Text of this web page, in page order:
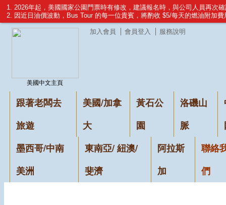
美國中文主頁
加入會員 會員登入 服務說明
跟著老闆去
旅遊
美國/加拿
大
黃石公
園
洛磯山
脈
墨西哥/中南
美洲
東南亞/ 紐澳/
斐濟
阿拉斯
加
聯絡
們
1. 2026年起，美國國家公園門票時有修改，建議報名時，與公司人員再次
2. 因近日油價波動，Bus Tour 的每一位貴賓，將酌收 $5/每天的燃油附加